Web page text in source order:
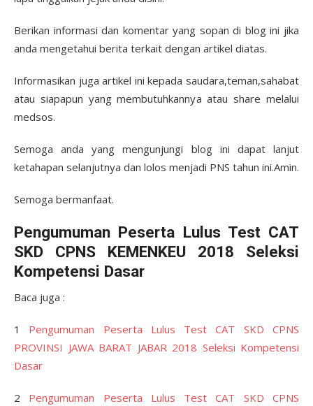
Berikan informasi dan komentar yang sopan di blog ini jika
anda mengetahui berita terkait dengan artikel diatas.
Informasikan juga artikel ini kepada saudara,teman,sahabat
atau siapapun yang membutuhkannya atau share melalui
medsos.
Semoga anda yang mengunjungi blog ini dapat lanjut
ketahapan selanjutnya dan lolos menjadi PNS tahun ini.Amin.
Semoga bermanfaat.
Pengumuman Peserta Lulus Test CAT
SKD CPNS KEMENKEU 2018 Seleksi
Kompetensi Dasar
Baca juga :
1 Pengumuman Peserta Lulus Test CAT SKD CPNS
PROVINSI JAWA BARAT JABAR 2018 Seleksi Kompetensi
Dasar
2 Pengumuman Peserta Lulus Test CAT SKD CPNS